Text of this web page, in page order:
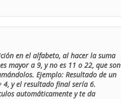
en el alfabeto, al hacer la suma
mayor a 9, y no es 11 o 22, que son
Ejemplo: Resultado de un
4, y el resultado final sería 6.
automáticamente y te da